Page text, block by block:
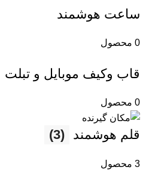
ساعت هوشمند
0 محصول
قاب وکیف موبایل و تبلت
0 محصول
قلم هوشمند (3)
3 محصول